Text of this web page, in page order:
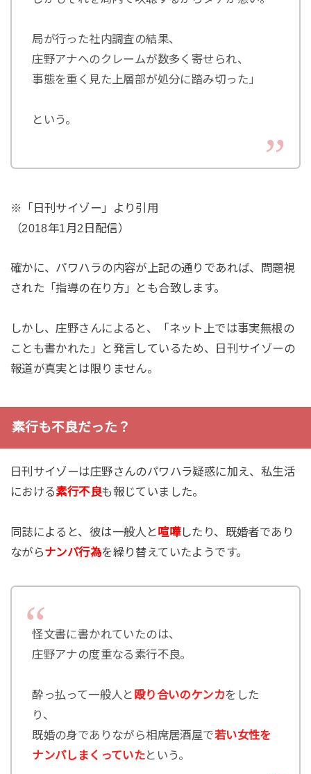
局が行った社内調査の結果、
庄野アナへのクレームが数多く寄せられ、
事態を重く見た上層部が処分に踏み切った」
という。
※「日刊サイゾー」より引用
（2018年1月2日配信）
確かに、パワハラの内容が上記の通りであれば、問題視
された「指導の在り方」とも合致します。
しかし、庄野さんによると、「ネット上では事実無根の
ことも書かれた」と発言しているため、日刊サイゾーの
報道が真実とは限りません。
素行も不良だった？
日刊サイゾーは庄野さんのパワハラ疑惑に加え、私生活
における素行不良も報じていました。
同誌によると、彼は一般人と喧嘩したり、既婚者であり
ながらナンパ行為を繰り替えていたようです。
怪文書に書かれていたのは、
庄野アナの度重なる素行不良。
酔っ払って一般人と 殴り合いのケンカをした
り、
既婚の身でありながら相席居酒屋で若い女性を
ナンパしまくっていたという。